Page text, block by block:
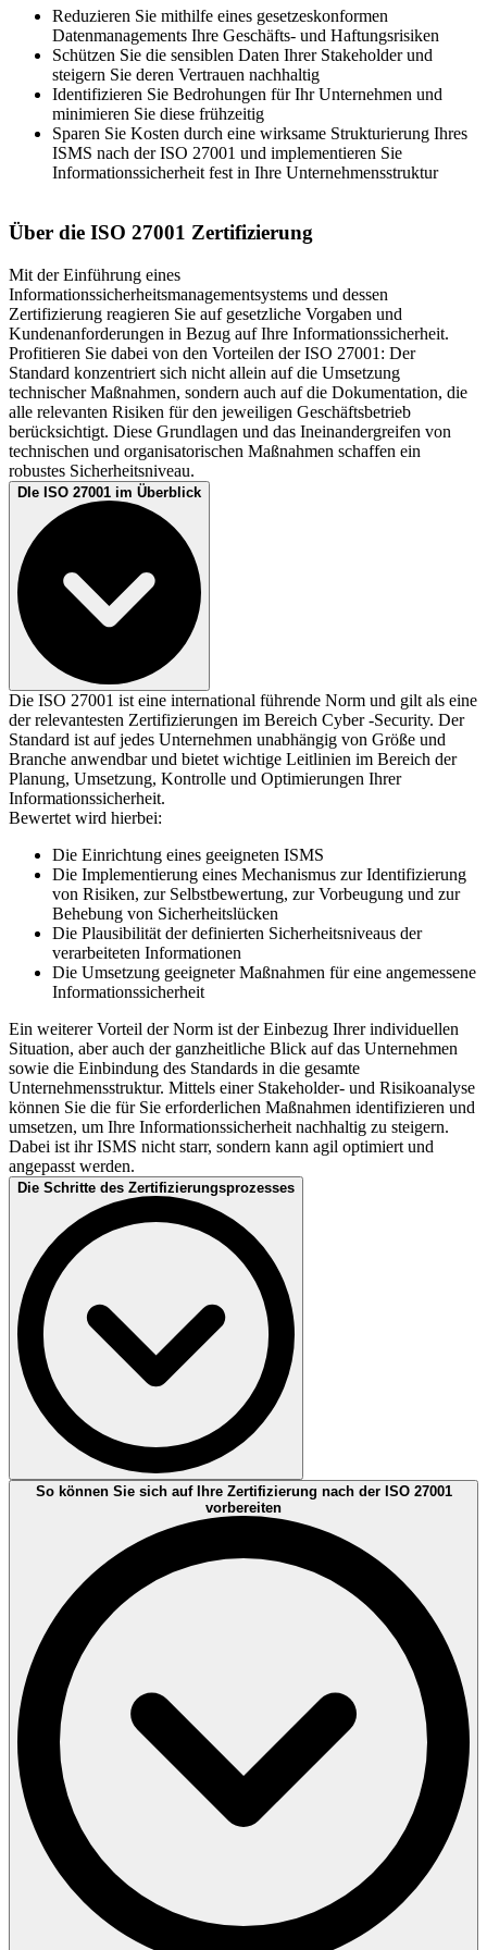
Reduzieren Sie mithilfe eines gesetzeskonformen
Datenmanagements Ihre Geschäfts- und Haftungsrisiken
Schützen Sie die sensiblen Daten Ihrer Stakeholder und
steigern Sie deren Vertrauen nachhaltig
Identifizieren Sie Bedrohungen für Ihr Unternehmen und
minimieren Sie diese frühzeitig
Sparen Sie Kosten durch eine wirksame Strukturierung Ihres
ISMS nach der ISO 27001 und implementieren Sie
Informationssicherheit fest in Ihre Unternehmensstruktur
Über die ISO 27001 Zertifizierung
Mit der Einführung eines
Informationssicherheitsmanagementsystems und dessen
Zertifizierung reagieren Sie auf gesetzliche Vorgaben und
Kundenanforderungen in Bezug auf Ihre Informationssicherheit.
Profitieren Sie dabei von den Vorteilen der ISO 27001: Der
Standard konzentriert sich nicht allein auf die Umsetzung
technischer Maßnahmen, sondern auch auf die Dokumentation, die
alle relevanten Risiken für den jeweiligen Geschäftsbetrieb
berücksichtigt. Diese Grundlagen und das Ineinandergreifen von
technischen und organisatorischen Maßnahmen schaffen ein
robustes Sicherheitsniveau.
DIe ISO 27001 im Überblick
Die ISO 27001 ist eine international führende Norm und gilt als eine
der relevantesten Zertifizierungen im Bereich Cyber -Security. Der
Standard ist auf jedes Unternehmen unabhängig von Größe und
Branche anwendbar und bietet wichtige Leitlinien im Bereich der
Planung, Umsetzung, Kontrolle und Optimierungen Ihrer
Informationssicherheit.
Bewertet wird hierbei:
Die Einrichtung eines geeigneten ISMS
Die Implementierung eines Mechanismus zur Identifizierung
von Risiken, zur Selbstbewertung, zur Vorbeugung und zur
Behebung von Sicherheitslücken
Die Plausibilität der definierten Sicherheitsniveaus der
verarbeiteten Informationen
Die Umsetzung geeigneter Maßnahmen für eine angemessene
Informationssicherheit
Ein weiterer Vorteil der Norm ist der Einbezug Ihrer individuellen
Situation, aber auch der ganzheitliche Blick auf das Unternehmen
sowie die Einbindung des Standards in die gesamte
Unternehmensstruktur. Mittels einer Stakeholder- und Risikoanalyse
können Sie die für Sie erforderlichen Maßnahmen identifizieren und
umsetzen, um Ihre Informationssicherheit nachhaltig zu steigern.
Dabei ist ihr ISMS nicht starr, sondern kann agil optimiert und
angepasst werden.
Die Schritte des Zertifizierungsprozesses
1. Information
Sichtung der Dokumentation des ISMS und Überprüfung der
Dokumente auf Vollständigkeit und Normkonformität
2. Zertifizierung vor Ort
Auf Stufe 1 wird die Dokumentation des ISMS geprüft gefolgt von
Stufe 2, welche die Prüfung der Wirksamkeit des ISMS beinhaltet
3. Auditbericht und Bewertung
Dokumentation des Audits und Bewertung des Managementsystems
4. Zertifikat und Siegel
Nach erfolgreich abgeschlossener Zertifizierung erhalten Sie Ihr
Zertifikat und das DEKRA Prüfsiegel (mit maximal drei Jahren
Laufzeit)
5. Erstes Überwachungsaudit
Auditierung der Praxisumsetzung des ISMS
6. Zweites Überwachungsaudit
Wiederholte Auditierung der Praxisumsetzung des
Managementsystems
7. Rezertifizierung
Drei Jahre nach Erstzertifizierung werden im Rezertifizierungsaudit
die Schritte 2 bis 6 wiederholt
So können Sie sich auf Ihre Zertifizierung nach der ISO 27001
vorbereiten